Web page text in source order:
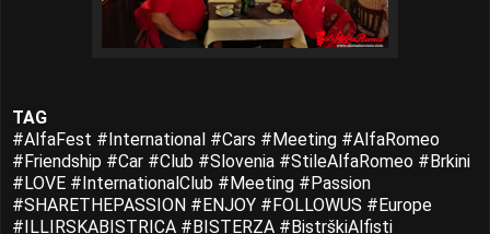
TAG
#AlfaFest #International #Cars #Meeting #AlfaRomeo
#Friendship #Car #Club #Slovenia #StileAlfaRomeo #Brkini
#LOVE #InternationalClub #Meeting #Passion
#SHARETHEPASSION #ENJOY #FOLLOWUS #Europe
#ILLIRSKABISTRICA #BISTERZA #BistrškiAlfisti